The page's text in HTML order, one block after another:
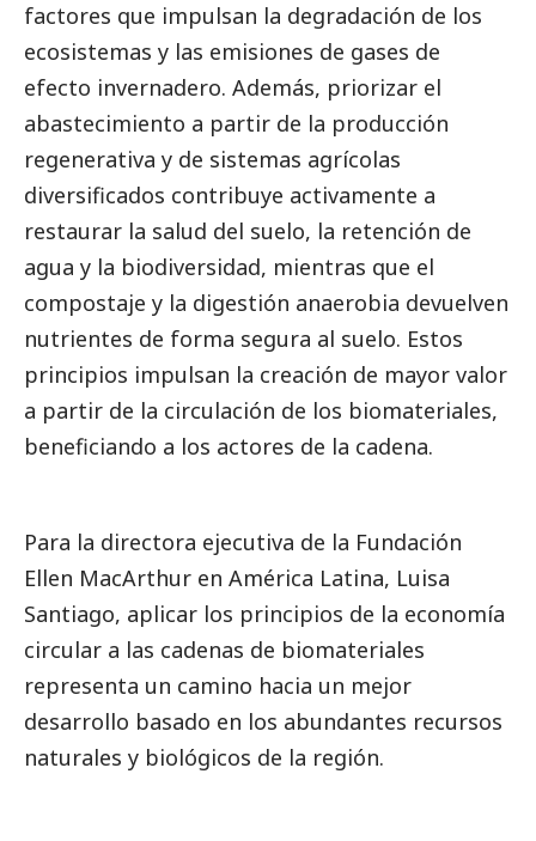
factores que impulsan la degradación de los
ecosistemas y las emisiones de gases de
efecto invernadero. Además, priorizar el
abastecimiento a partir de la producción
regenerativa y de sistemas agrícolas
diversificados contribuye activamente a
restaurar la salud del suelo, la retención de
agua y la biodiversidad, mientras que el
compostaje y la digestión anaerobia devuelven
nutrientes de forma segura al suelo. Estos
principios impulsan la creación de mayor valor
a partir de la circulación de los biomateriales,
beneficiando a los actores de la cadena.
Para la directora ejecutiva de la Fundación
Ellen MacArthur en América Latina, Luisa
Santiago, aplicar los principios de la economía
circular a las cadenas de biomateriales
representa un camino hacia un mejor
desarrollo basado en los abundantes recursos
naturales y biológicos de la región.